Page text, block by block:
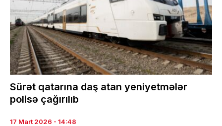
Sürət qatarına daş atan yeniyetmələr
polisə çağırılıb
17 Mart 2026 - 14:48